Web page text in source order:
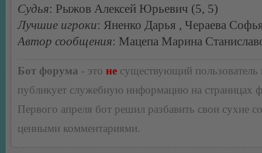
Судья: Рыжов Алексей Юрьевич (5, 5)
Лучшие игроки: Яненко Дарья , Чераева
Автор сообщения: Мацепа Марина
Бот форума - это не существующий пользователь
публикует служебную информацию на страницах
Первого апреля бот решил разбавить свои сухие
ценными комментариями.